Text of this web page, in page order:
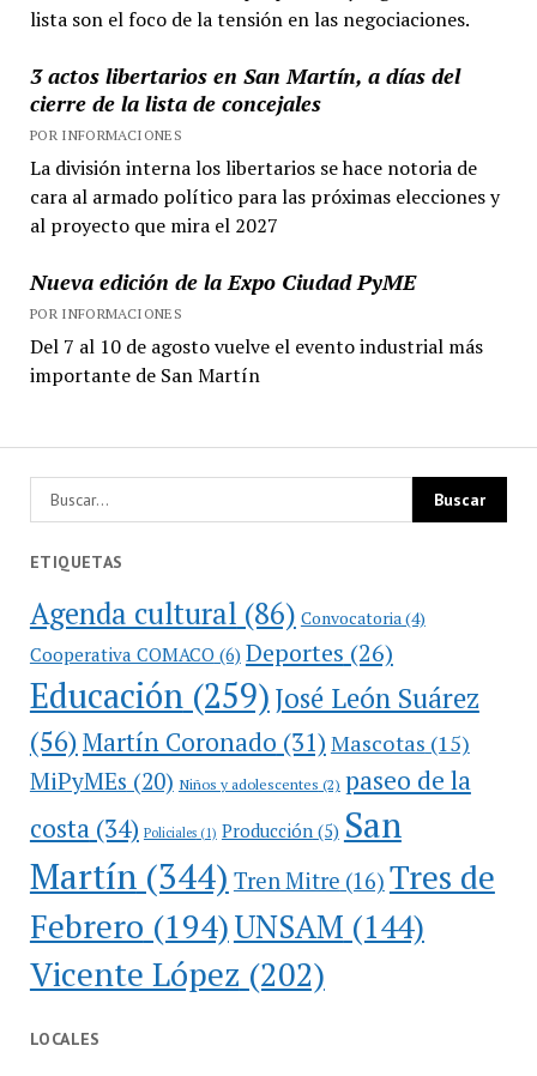
lista son el foco de la tensión en las negociaciones.
3 actos libertarios en San Martín, a días del
cierre de la lista de concejales
POR INFORMACIONES
La división interna los libertarios se hace notoria de
cara al armado político para las próximas elecciones y
al proyecto que mira el 2027
Nueva edición de la Expo Ciudad PyME
POR INFORMACIONES
Del 7 al 10 de agosto vuelve el evento industrial más
importante de San Martín
ETIQUETAS
Agenda cultural (86) Convocatoria (4)
Cooperativa COMACO(6) Deportes (26)
Educación(259)José León Suárez
(56)Martín Coronado (31) Mascotas (15)
MiPyMEs (20) Niños y adolescentes (2) paseo de la
costa(34) Policiales(1) Producción(5) San
Martín(344) Tren Mitre (16) Tres de
Febrero (194)UNSAM (144)
Vicente López (202)
LOCALES